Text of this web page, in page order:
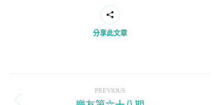
分享此文章
PREVIOUS